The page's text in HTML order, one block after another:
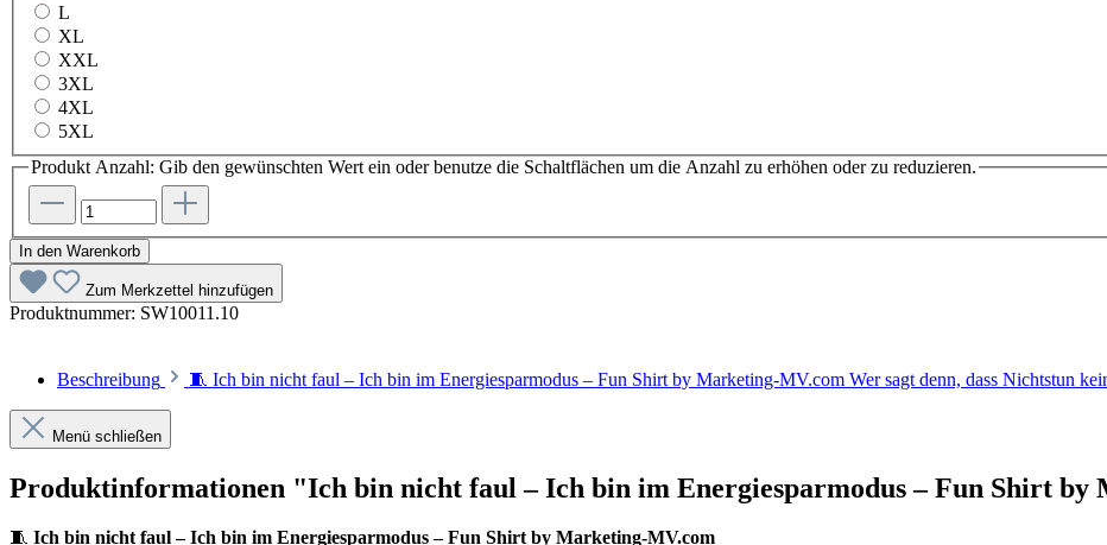
L
XL
XXL
3XL
4XL
5XL
Produkt Anzahl: Gib den gewünschten Wert ein oder benutze die Schaltflächen um die Anzahl zu erhöhen oder zu reduzieren.
In den Warenkorb
Zum Merkzettel hinzufügen
Produktnummer: SW10011.10
Beschreibung 🧵 Ich bin nicht faul – Ich bin im Energiesparmodus – Fun Shirt by Marketing-MV.com Wer sagt denn, dass Nichtstun
Menü schließen
Produktinformationen "Ich bin nicht faul – Ich bin im Energiesparmodus – Fun Shirt by
🧵 Ich bin nicht faul – Ich bin im Energiesparmodus – Fun Shirt by Marketing-MV.com